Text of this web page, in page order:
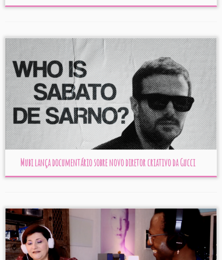
Mubi lança documentário sobre novo diretor criativo da Gucci